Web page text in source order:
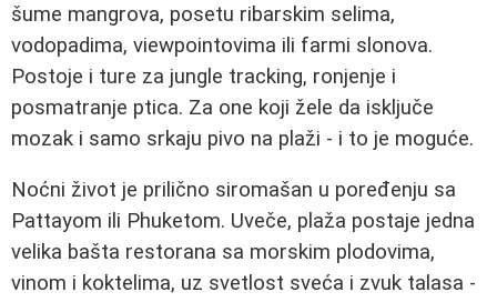
šume mangrova, posetu ribarskim selima,
vodopadima, viewpointovima ili farmi slonova.
Postoje i ture za jungle tracking, ronjenje i
posmatranje ptica. Za one koji žele da isključe
mozak i samo srkaju pivo na plaži - i to je moguće.
Noćni život je prilično siromašan u poređenju sa
Pattayom ili Phuketom. Uveče, plaža postaje jedna
velika bašta restorana sa morskim plodovima,
vinom i koktelima, uz svetlost sveća i zvuk talasa -